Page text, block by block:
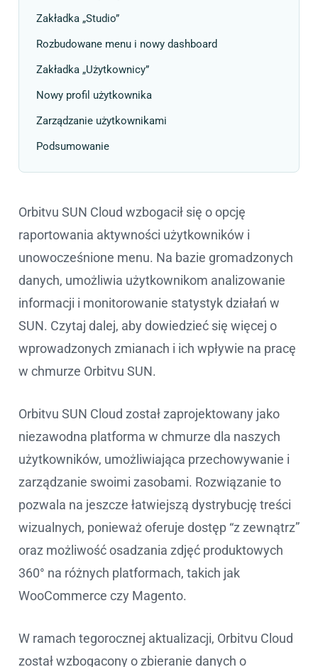
Zakładka „Studio”
Rozbudowane menu i nowy dashboard
Zakładka „Użytkownicy”
Nowy profil użytkownika
Zarządzanie użytkownikami
Podsumowanie
Orbitvu SUN Cloud wzbogacił się o opcję
raportowania aktywności użytkowników i
unowocześnione menu. Na bazie gromadzonych
danych, umożliwia użytkownikom analizowanie
informacji i monitorowanie statystyk działań w
SUN. Czytaj dalej, aby dowiedzieć się więcej o
wprowadzonych zmianach i ich wpływie na pracę
w chmurze Orbitvu SUN.
Orbitvu SUN Cloud został zaprojektowany jako
niezawodna platforma w chmurze dla naszych
użytkowników, umożliwiająca przechowywanie i
zarządzanie swoimi zasobami. Rozwiązanie to
pozwala na jeszcze łatwiejszą dystrybucję treści
wizualnych, ponieważ oferuje dostęp “z zewnątrz”
oraz możliwość osadzania zdjęć produktowych
360° na różnych platformach, takich jak
WooCommerce czy Magento.
W ramach tegorocznej aktualizacji, Orbitvu Cloud
został wzbogacony o zbieranie danych o